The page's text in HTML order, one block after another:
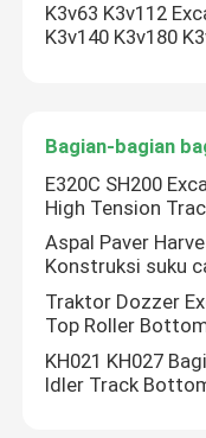
Tur Pabrik
Hubungi Kami
Berita
Kasus-kasus
K3v63 K3v112
K3v140 K3v180
Bagian-bagian
E320C SH200
High Tension
Aspal Paver
Konstruksi suku
Traktor Dozzer
Top Roller
KH021 KH027
Idler Track